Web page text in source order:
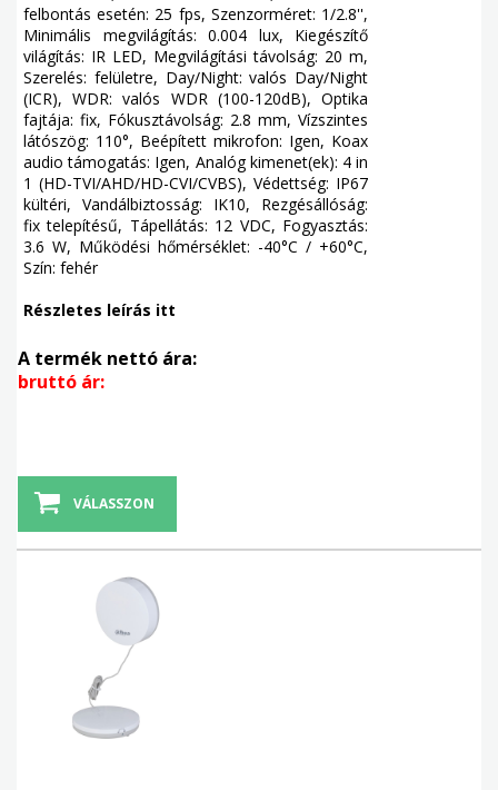
felbontás esetén: 25 fps, Szenzorméret: 1/2.8'',
Minimális megvilágítás: 0.004 lux, Kiegészítő
világítás: IR LED, Megvilágítási távolság: 20 m,
Szerelés: felületre, Day/Night: valós Day/Night
(ICR), WDR: valós WDR (100-120dB), Optika
fajtája: fix, Fókusztávolság: 2.8 mm, Vízszintes
látószög: 110°, Beépített mikrofon: Igen, Koax
audio támogatás: Igen, Analóg kimenet(ek): 4 in
1 (HD-TVI/AHD/HD-CVI/CVBS), Védettség: IP67
kültéri, Vandálbiztosság: IK10, Rezgésállóság:
fix telepítésű, Tápellátás: 12 VDC, Fogyasztás:
3.6 W, Működési hőmérséklet: -40°C / +60°C,
Szín: fehér
Részletes leírás itt
A termék nettó ára:
bruttó ár:
VÁLASSZON